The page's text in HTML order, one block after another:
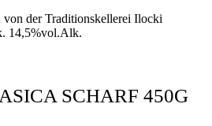
der Traditionskellerei Ilocki
14,5%vol.Alk.
SCHARF 450G